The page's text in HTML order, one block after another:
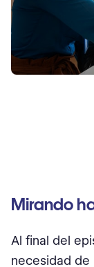
Mirando
Al final del
necesidad de